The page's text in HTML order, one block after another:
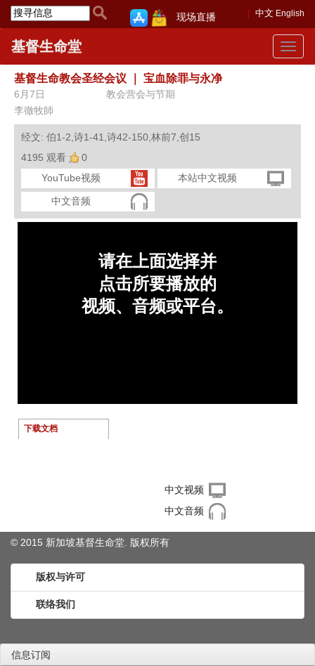
中文 English
现场直播
Toggle
基督生命堂
基督生命教会圣经会议 宝血除罪与永净
6月7日
教会营会与节期
李徹牧師
经文: 伯1-2,诗1-41,诗42-150,林前7,创15
4195 观看
0
YouTube视频
本站中文视频
中文音频
下载文档
中文视频
中文音频
© 2015 新加坡基督生命堂. 版权所有
版权与许可
联络我们
信息订阅